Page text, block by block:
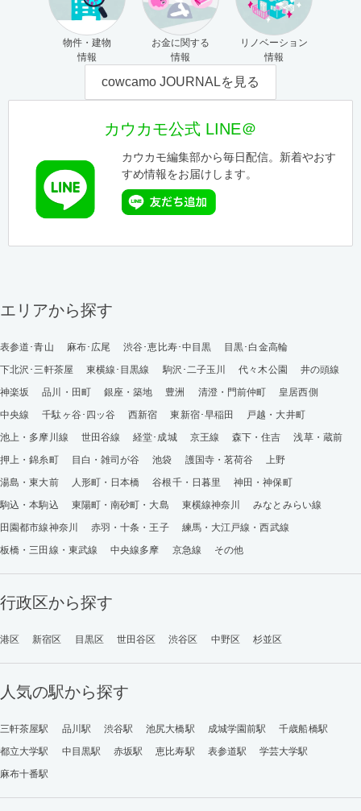
物件・建物
情報
お金に関する
情報
リノベーション
情報
cowcamo JOURNALを見る
カウカモ公式 LINE＠
カウカモ編集部から毎日配信。新着やおす
すめ情報をお届けします。
エリアから探す
表参道･青山 麻布･広尾 渋谷･恵比寿･中目黒
目黒･白金高輪
下北沢･三軒茶屋
東横線･目黒線 駒沢･二子玉川 代々木公園
井の頭線
神楽坂
品川・田町 銀座・築地 豊洲 清澄・門前仲町
皇居西側
中央線
千駄ヶ谷･四ッ谷 西新宿 東新宿･早稲田
戸越・大井町
池上・多摩川線
世田谷線 経堂･成城 京王線 森下・住吉
浅草・蔵前
押上・錦糸町
目白・雑司が谷 池袋 護国寺・茗荷谷
上野
湯島・東大前
人形町・日本橋 谷根千・日暮里
神田・神保町
駒込・本駒込
東陽町・南砂町・大島 東横線神奈川
みなとみらい線
田園都市線神奈川
赤羽・十条・王子
練馬・大江戸線・西武線
板橋・三田線・東武線
中央線多摩 京急線 その他
行政区から探す
港区 新宿区 目黒区 世田谷区 渋谷区 中野区 杉並区
人気の駅から探す
三軒茶屋駅 品川駅 渋谷駅 池尻大橋駅 成城学園前駅
千歳船橋駅
都立大学駅
中目黒駅 赤坂駅 恵比寿駅 表参道駅
学芸大学駅
麻布十番駅